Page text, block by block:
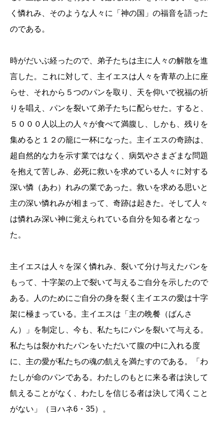
く憐れみ、そのような人々に「神の国」の福音を語った
のである。
時がだいぶ経ったので、弟子たちは主に人々の解散を進
言した。これに対して、主イエスは人々を青草の上に座
らせ、それから５つのパンを取り、天を仰いで祝福の祈
りを唱え、パンを裂いて弟子たちに配らせた。すると、
５０００人以上の人々が食べて満腹し、しかも、残りを
集めると１２の籠に一杯になった。主イエスの奇跡は、
超自然的な力を示す業ではなく、病気やさまざまな問題
を抱えて苦しみ、必死に救いを求めている人々に対する
深い憐（あわ）れみの業であった。救いを求める思いと
主の深い憐れみが相まって、奇跡は起きた。そして人々
は憐れみ深い神に覚えられている自分を知る者となっ
た。
主イエスは人々を深く憐れみ、裂いて分け与えたパンを
もって、十字架の上で裂いて与えるご自分を示したので
ある。人のためにご自分の身を裂く主イエスの愛は十字
架に極まっている。主イエスは「主の晩餐（ばんさ
ん）」を制定し、今も、私たちにパンを裂いて与える。
私たちは裂かれたパンをいただいて腹の中に入れる度
に、主の愛が私たちの魂の飢えを満たすのである。「わ
たしが命のパンである。わたしのもとに来る者は決して
飢えることがなく、わたしを信じる者は決して渇くこと
がない」（ヨハネ6・35）。